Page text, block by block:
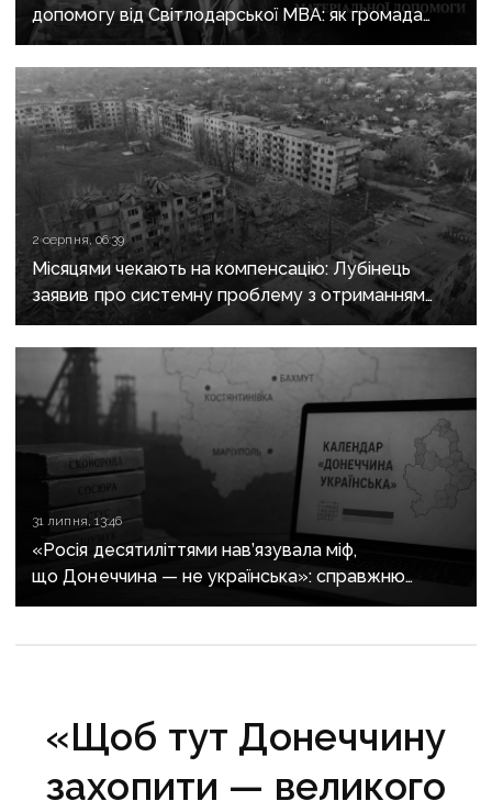
допомогу від Світлодарської МВА: як громада
руйнує довіру до влади
2 серпня, 06:39
Місяцями чекають на компенсацію: Лубінець
заявив про системну проблему з отриманням
сертифікатів за зруйноване житло
31 липня, 13:46
«Росія десятиліттями нав’язувала міф,
що Донеччина — не українська»: справжню
історію регіону зберуть в унікальному календарі
«Щоб тут Донеччину
захопити — великого